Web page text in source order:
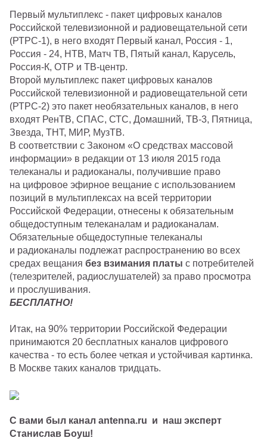
Первый мультиплекс - пакет цифровых каналов
Российской телевизионной и радиовещательной сети
(РТРС-1), в него входят Первый канал, Россия - 1,
Россия - 24, НТВ, Матч ТВ, Пятый канал, Карусель,
Россия-К, ОТР и ТВ-центр.
Второй мультиплекс пакет цифровых каналов
Российской телевизионной и радиовещательной сети
(РТРС-2) это пакет необязательных каналов, в него
входят РенТВ, СПАС, СТС, Домашний, ТВ-3, Пятница,
Звезда, ТНТ, МИР, МузТВ.
В соответствии с Законом «О средствах массовой
информации» в редакции от 13 июля 2015 года
телеканалы и радиоканалы, получившие право
на цифровое эфирное вещание с использованием
позиций в мультиплексах на всей территории
Российской Федерации, отнесены к обязательным
общедоступным телеканалам и радиоканалам.
Обязательные общедоступные телеканалы
и радиоканалы подлежат распространению во всех
средах вещания без взимания платы с потребителей
(телезрителей, радиослушателей) за право просмотра
и прослушивания.
БЕСПЛАТНО!
Итак, на 90% территории Российской Федерации
принимаются 20 бесплатных каналов цифрового
качества - то есть более четкая и устойчивая картинка.
В Москве таких каналов тридцать.
С вами был канал antenna.ru и наш эксперт
Станислав Боуш!